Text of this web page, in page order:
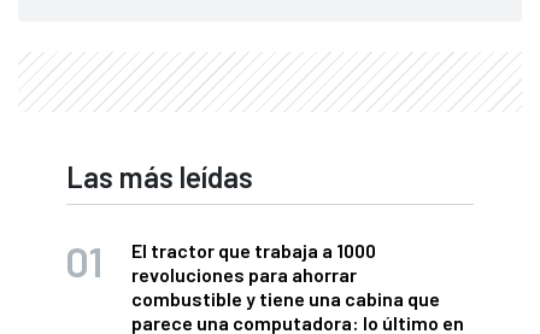
Las más leídas
El tractor que trabaja a 1000
revoluciones para ahorrar
combustible y tiene una cabina que
parece una computadora: lo último en